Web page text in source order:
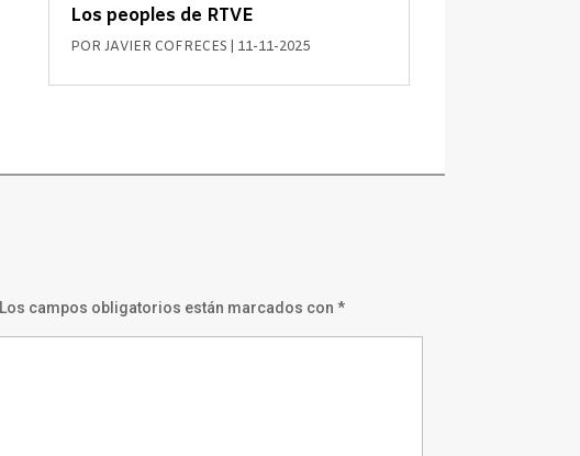
Los peoples de RTVE
POR JAVIER COFRECES 11-11-2025
Los campos obligatorios están marcados con*